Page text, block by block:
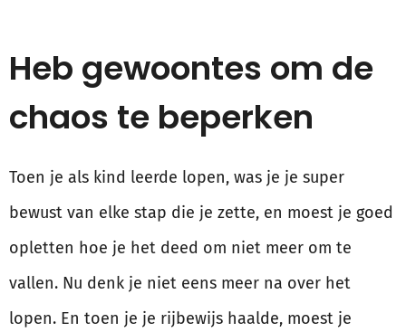
Heb gewoontes om de
chaos te beperken
Toen je als kind leerde lopen, was je je super
bewust van elke stap die je zette, en moest je goed
opletten hoe je het deed om niet meer om te
vallen. Nu denk je niet eens meer na over het
lopen. En toen je je rijbewijs haalde, moest je